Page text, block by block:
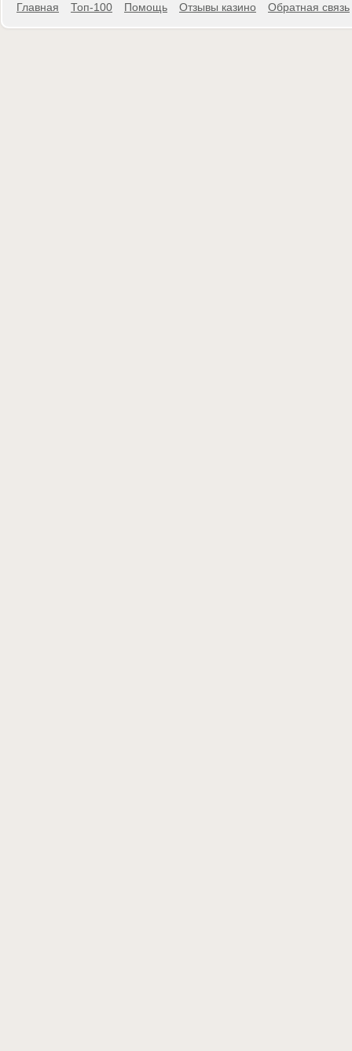
Главная Топ-100 Помощь Отзывы казино Обратная связь